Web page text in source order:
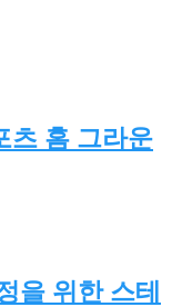
츠 홈 그라운
을 위한 스테